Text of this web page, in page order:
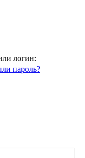
логин:
пароль?